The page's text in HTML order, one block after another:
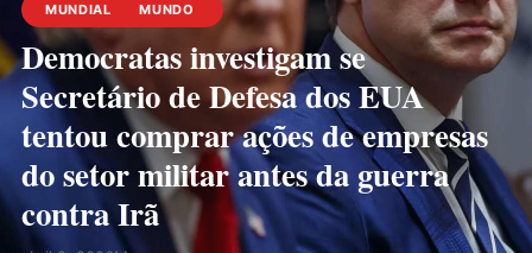
MUNDIAL MUNDO
Democratas investigam se
Secretário de Defesa dos EUA
tentou comprar ações de empresas
do setor militar antes da guerra
contra Irã